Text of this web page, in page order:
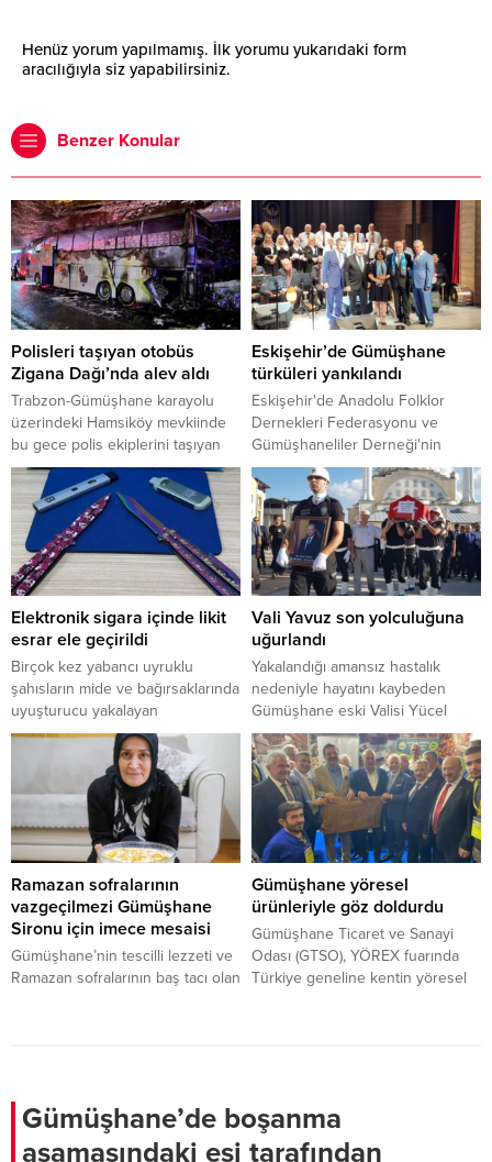
Henüz yorum yapılmamış. İlk yorumu yukarıdaki form
aracılığıyla siz yapabilirsiniz.
Benzer Konular
Polisleri taşıyan otobüs
Zigana Dağı’nda alev aldı
Trabzon-Gümüşhane karayolu
üzerindeki Hamsiköy mevkiinde
bu gece polis ekiplerini taşıyan
bir otobüs bilinmeyen bir nedenle
alev aldı. Polisler son anda
otobüsü terk ederken, büyük
bölümü yanan otobüs
kullanılamaz hale geldi.
Eskişehir’de Gümüşhane
türküleri yankılandı
Eskişehir'de Anadolu Folklor
Dernekleri Federasyonu ve
Gümüşhaneliler Derneği'nin
düzenlediği Türk Halk Müziği
konseri, dinleyicilere coşkulu
anlar yaşattı.
Elektronik sigara içinde likit
esrar ele geçirildi
Birçok kez yabancı uyruklu
şahısların mide ve bağırsaklarında
uyuşturucu yakalayan
Gümüşhane İl Emniyet Müdürlüğü
ekipleri bu kez bölgede ilk kez
karşılaşılan likit esrar ve kullanma
aparatını ele geçirdi.
Vali Yavuz son yolculuğuna
uğurlandı
Yakalandığı amansız hastalık
nedeniyle hayatını kaybeden
Gümüşhane eski Valisi Yücel
Yavuz, memleketi Karabük'ün
Safranbolu ilçesinde son
yolculuğuna uğurlandı.
Ramazan sofralarının
vazgeçilmezi Gümüşhane
Sironu için imece mesaisi
Gümüşhane’nin tescilli lezzeti ve
Ramazan sofralarının baş tacı olan
hazırladığı hem pratikliği hem de
doyuruculuğuyla bilinen bu
coğrafi işaretli ürün, sahur ve iftar
Gümüşhane yöresel
ürünleriyle göz doldurdu
Gümüşhane Ticaret ve Sanayi
Odası (GTSO), YÖREX fuarında
Türkiye geneline kentin yöresel
Gümüşhane’de boşanma
aşamasındaki eşi tarafından